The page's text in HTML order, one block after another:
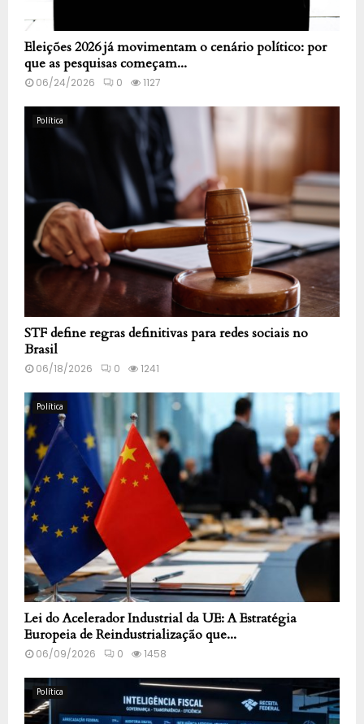
Eleições 2026 já movimentam o cenário político: por
que as pesquisas começam...
06/24/2026 0 1127
Política
STF define regras definitivas para redes sociais no
Brasil
06/18/2026 0 1241
Política
Lei do Acelerador Industrial da UE: A Estratégia
Europeia de Reindustrialização que...
06/09/2026 0 1458
Política